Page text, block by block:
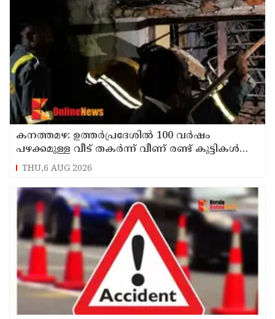
കനത്തമഴ: ഉത്തര്‍പ്രദേശില്‍ 100 വര്‍ഷം
പഴക്കമുള്ള വീട് തകര്‍ന്ന് വീണ് രണ്ട് കുട്ടികള്‍
ഉള്‍പ്പടെ 6 പേര്‍ക്ക് ദാരുണാന്ത്യം
THU,6 AUG 2026